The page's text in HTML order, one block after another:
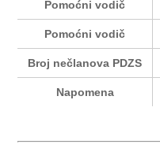
Pomoćni vodič
Pomoćni vodič
Broj nečlanova PDZS
Napomena